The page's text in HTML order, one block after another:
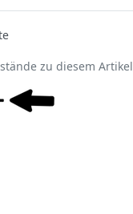
zu diesem